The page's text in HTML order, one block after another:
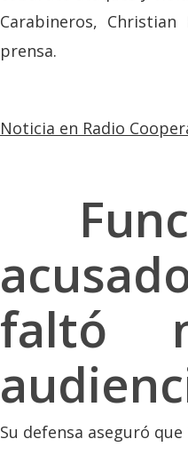
Carabineros,
prensa.
Noticia en Radio
faltó
Su defensa aseguró